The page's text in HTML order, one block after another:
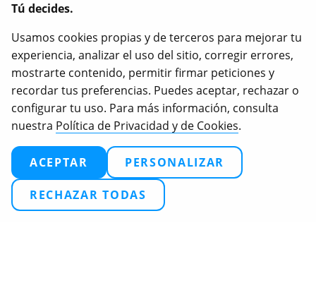
objeto social
Igualdad Animal, iAnimal y Love Veg son marcas
registradas de Igualdad Animal.
Términos
Política de privacidad
Configuración de cookies
Tú decides.
Usamos cookies propias y de terceros para mejorar tu
experiencia, analizar el uso del sitio, corregir errores,
mostrarte contenido, permitir firmar peticiones y
recordar tus preferencias. Puedes aceptar, rechazar o
configurar tu uso. Para más información, consulta
nuestra Política de Privacidad y de Cookies.
ACEPTAR PERSONALIZAR
RECHAZAR TODAS